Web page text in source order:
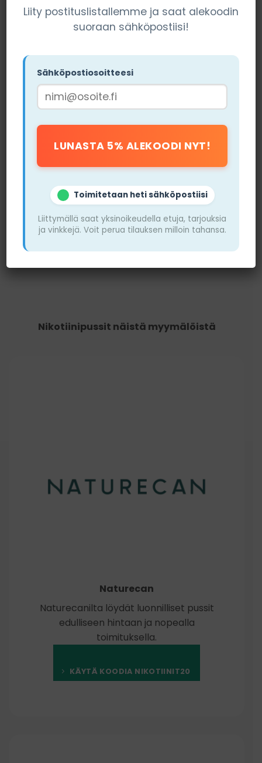
Nikotiinipussit näistä myymälöistä
Naturecan
Naturecanilta löydät luonnilliset pussit
edulliseen hintaan ja nopealla
toimituksella.
KÄYTÄ KOODIA NIKOTIINIT20
Liity postituslistallemme ja saat alekoodin
suoraan sähköpostiisi!
Sähköpostiosoitteesi
Toimitetaan heti sähköpostiisi
Liittymällä saat yksinoikeudella etuja, tarjouksia
ja vinkkejä. Voit perua tilauksen milloin tahansa.